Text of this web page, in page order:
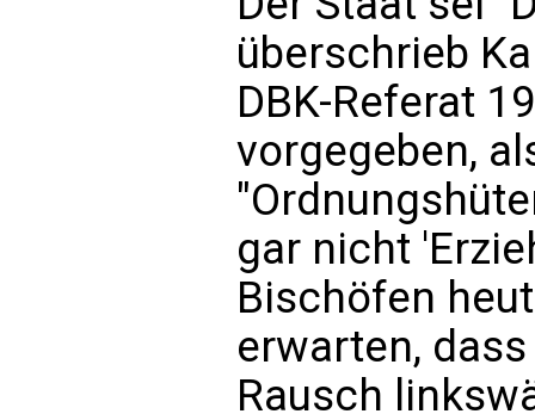
überschrieb
DBK-Referat
vorgegeben,
gar nicht
Bischöfen
erwarten,
Rausch